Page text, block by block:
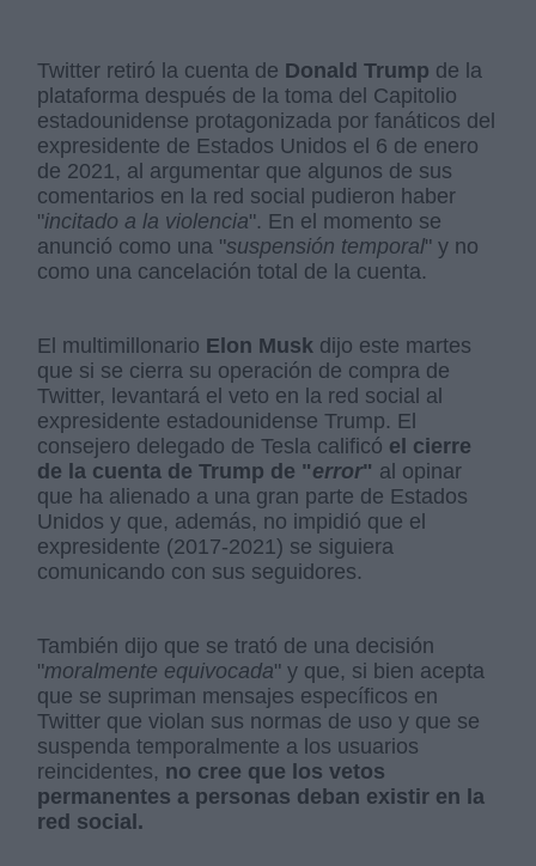
Twitter retiró la cuenta de Donald Trump de la
plataforma después de la toma del Capitolio
estadounidense protagonizada por fanáticos del
expresidente de Estados Unidos el 6 de enero
de 2021, al argumentar que algunos de sus
comentarios en la red social pudieron haber
"incitado a la violencia". En el momento se
anunció como una "suspensión temporal" y no
como una cancelación total de la cuenta.
El multimillonario Elon Musk dijo este martes
que si se cierra su operación de compra de
Twitter, levantará el veto en la red social al
expresidente estadounidense Trump. El
consejero delegado de Tesla calificó el cierre
de la cuenta de Trump de "error" al opinar
que ha alienado a una gran parte de Estados
Unidos y que, además, no impidió que el
expresidente (2017-2021) se siguiera
comunicando con sus seguidores.
También dijo que se trató de una decisión
"moralmente equivocada" y que, si bien acepta
que se supriman mensajes específicos en
Twitter que violan sus normas de uso y que se
suspenda temporalmente a los usuarios
reincidentes, no cree que los vetos
permanentes a personas deban existir en la
red social.